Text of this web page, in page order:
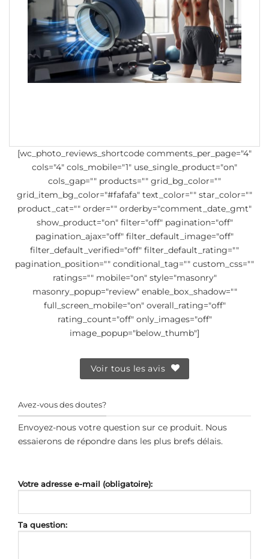
[wc_photo_reviews_shortcode comments_per_page="4"
cols="4" cols_mobile="1" use_single_product="on"
cols_gap="" products="" grid_bg_color=""
grid_item_bg_color="#fafafa" text_color="" star_color=""
product_cat="" order="" orderby="comment_date_gmt"
show_product="on" filter="off" pagination="off"
pagination_ajax="off" filter_default_image="off"
filter_default_verified="off" filter_default_rating=""
pagination_position="" conditional_tag="" custom_css=""
ratings="" mobile="on" style="masonry"
masonry_popup="review" enable_box_shadow=""
full_screen_mobile="on" overall_rating="off"
rating_count="off" only_images="off"
image_popup="below_thumb"]
Voir tous les avis
Avez-vous des doutes?
Envoyez-nous votre question sur ce produit. Nous
essaierons de répondre dans les plus brefs délais.
Votre adresse e-mail (obligatoire):
Ta question: